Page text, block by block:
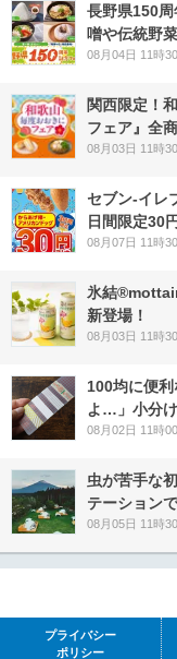
長野県150
噌や伝統野
08月04日 11時
関西限定！
フェア』全
08月03日 11時
セブン‐イレ
日間限定30
08月07日 11時
氷結
新登場！
08月03日 11時
100均に便
よ…」小分
08月02日 11時
虫が苦手な
テーション
08月05日 11時
プライバシー
ポリシー